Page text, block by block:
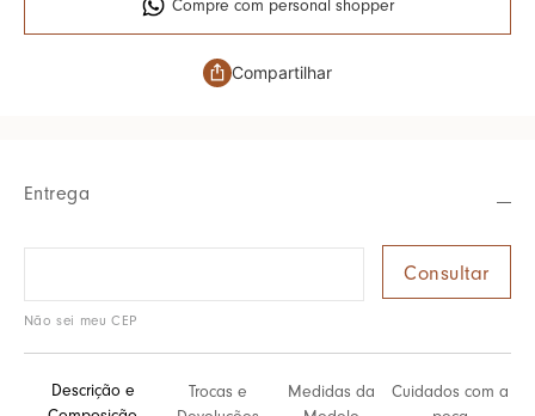
Compre com personal shopper
Compartilhar
Entrega
Não sei meu CEP
Descrição e
Trocas e
Medidas da
Cuidados com a